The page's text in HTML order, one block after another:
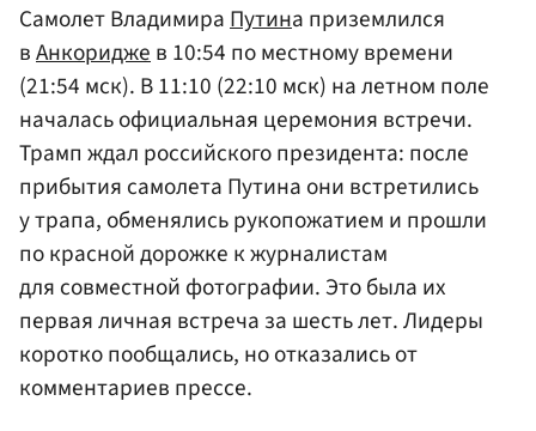
Самолет ВладимираПутина приземлился
вАнкориджев 10:54 по местному времени
(21:54 мск). В 11:10 (22:10 мск) на летном поле
началась официальная церемония встречи.
Трамп ждал российского президента: после
прибытия самолета Путина они встретились
у трапа, обменялись рукопожатием и прошли
по красной дорожке к журналистам
для совместной фотографии. Это была их
первая личная встреча за шесть лет. Лидеры
коротко пообщались, но отказались от
комментариев прессе.